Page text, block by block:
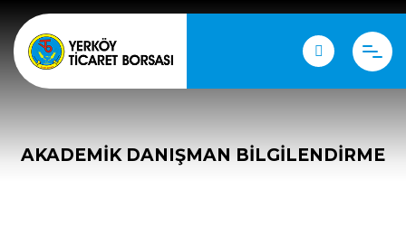
AKADEMIK DANIŞMAN BILGILENDIRME